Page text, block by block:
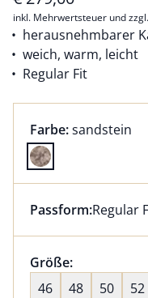
inkl. Mehrwertsteuer und zzgl.
herausnehmbarer
weich, warm, leicht
Regular Fit
Farbauswahl:
Farbe:aktuell
sandstein
Farbe sandstein
Dieser Artikel hat
Passform:Regular
Größenauswahl:
Größe:nichts
46
48 50 52